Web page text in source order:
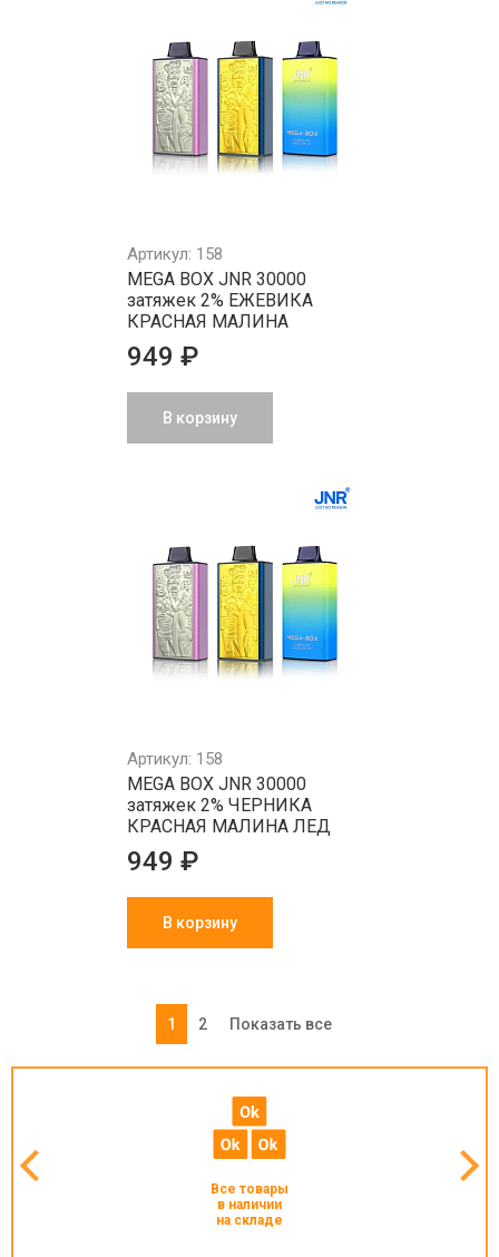
Артикул: 158
MEGA BOX JNR 30000
затяжек 2% ЕЖЕВИКА
КРАСНАЯ МАЛИНА
949 ₽
В корзину
Артикул: 158
MEGA BOX JNR 30000
затяжек 2% ЧЕРНИКА
КРАСНАЯ МАЛИНА ЛЕД
949 ₽
В корзину
1 2 Показать все
Все товары
в наличии
на складе